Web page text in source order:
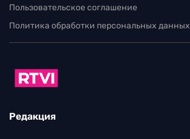
Пользовательское соглашение
Политика обработки персональных данных
Редакция